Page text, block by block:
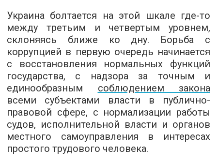
Украина болтается на этой шкале где-то
между третьим и четвертым уровнем,
склоняясь ближе ко дну. Борьба с
коррупцией в первую очередь начинается
с восстановления нормальных функций
государства, с надзора за точным и
единообразным соблюдением закона
всеми субъектами власти в публично-
правовой сфере, с нормализации работы
судов, исполнительной власти и органов
местного самоуправления в интересах
простого трудового человека.